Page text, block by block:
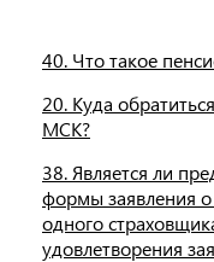
40. Что такое
20. Куда
МСК?
38. Является ли
формы заявления
одного
удовлетворения